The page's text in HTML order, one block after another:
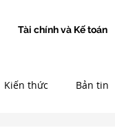
Tài chính và Kế toán
Kiến thức Bản tin